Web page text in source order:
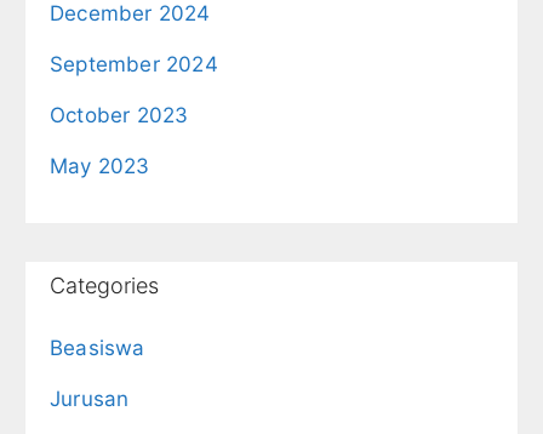
December 2024
September 2024
October 2023
May 2023
Categories
Beasiswa
Jurusan